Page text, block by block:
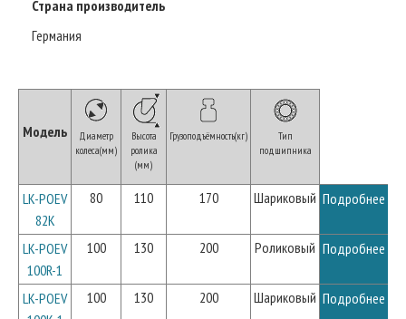
Страна производитель
Германия
Модель
Диаметр
колеса(мм)
Высота
ролика
(мм)
Грузоподъёмность(кг)
Тип
подшипника
LK-POEV
82K
80 110 170 Шариковый Подробнее
LK-POEV
100R-1
100 130 200 Роликовый Подробнее
LK-POEV
100 130 200 Шариковый Подробнее